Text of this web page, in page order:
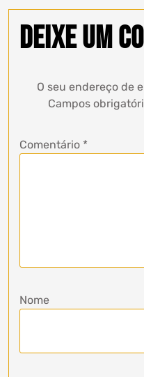
Deixe um
O seu endereço de
Campos
Comentário *
Nome